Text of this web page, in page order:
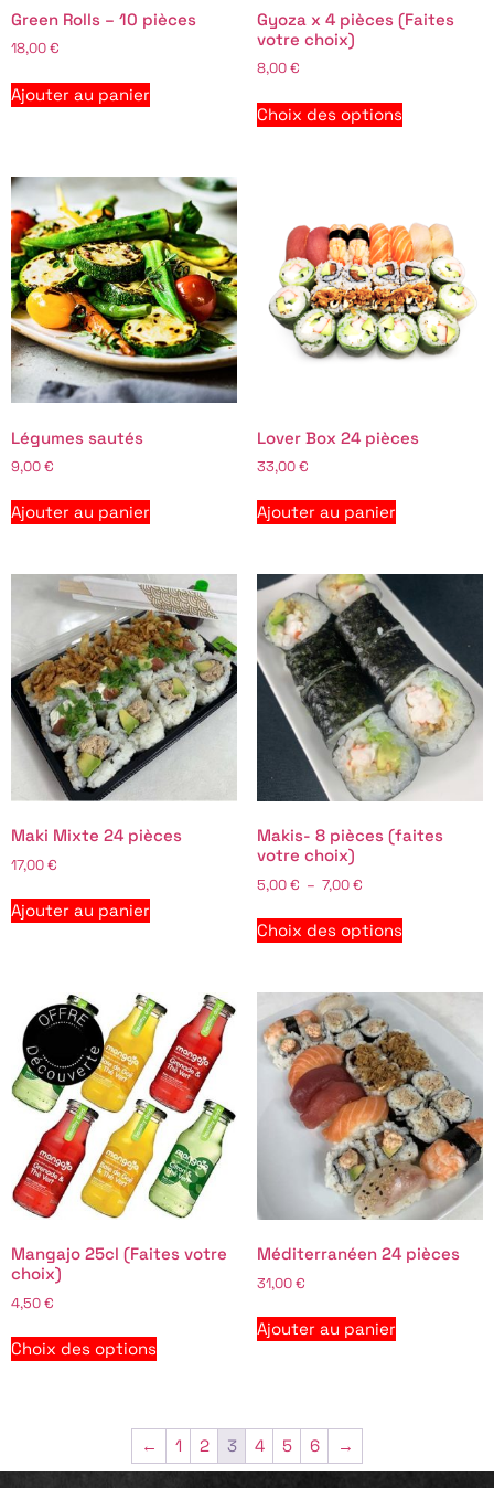
Green Rolls – 10 pièces
18,00€
Ajouter au panier
Gyoza x 4 pièces (Faites
votre choix)
8,00€
Choix des options
Légumes sautés
9,00€
Ajouter au panier
Lover Box 24 pièces
33,00€
Ajouter au panier
Maki Mixte 24 pièces
17,00€
Ajouter au panier
Makis- 8 pièces (faites
votre choix)
5,00€ – 7,00€
Choix des options
Mangajo 25cl (Faites votre
choix)
4,50€
Choix des options
Méditerranéen 24 pièces
31,00€
Ajouter au panier
← 1 2 3 4 5 6 →